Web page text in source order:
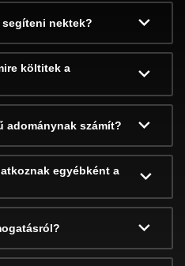
nektek?
költitek a
adománynak számít?
egyébként a